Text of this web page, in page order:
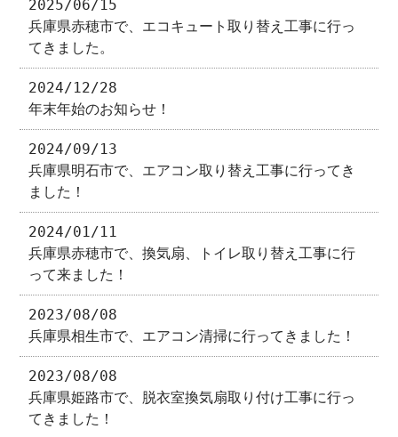
2025/06/15
兵庫県赤穂市で、エコキュート取り替え工事に行っ
てきました。
2024/12/28
年末年始のお知らせ！
2024/09/13
兵庫県明石市で、エアコン取り替え工事に行ってき
ました！
2024/01/11
兵庫県赤穂市で、換気扇、トイレ取り替え工事に行
って来ました！
2023/08/08
兵庫県相生市で、エアコン清掃に行ってきました！
2023/08/08
兵庫県姫路市で、脱衣室換気扇取り付け工事に行っ
てきました！